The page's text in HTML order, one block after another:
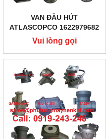
VAN ĐẦU HÚT
ATLASCOPCO 1622979682
Vui lòng gọi